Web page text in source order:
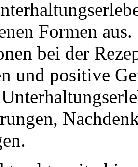
Formen
bei der
und positive